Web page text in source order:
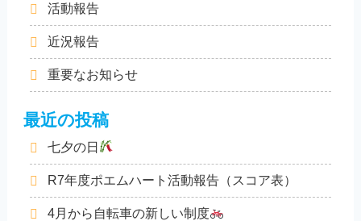
活動報告
近況報告
重要なお知らせ
最近の投稿
七夕の日
R7年度ポエムハート活動報告（スコア表）
4月から自転車の新しい制度